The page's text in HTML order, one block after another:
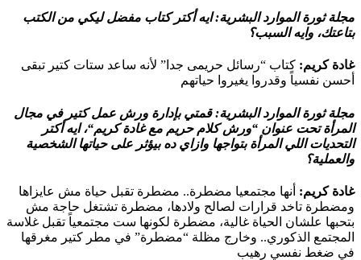
مجلة ثورة الموارد البشرية:ايه أكتر كتاب مفضل ليكي من الكتب
بتاعتك، وايه السبب؟
غادة كريم: كتاب “رسائل حريمى جدا” لأنه ساعد ستات كتير تبقى
أحسن نفسياً وقدروا يغيروا حياتهم
مجلة ثورة الموارد البشرية:قمتي بإدارة ورش عمل كتير في مجال
المرأة تحت عنوان “ورش كلام حريم مع غادة كريم“، ايه أكتر
التحديات اللي المرأة بتواجها وازاي ده بيؤثر على حياتها الشخصية
والعملية؟
غادة كريم: أنها مجتمعيا مضطرة.. مضطرة تقبل حياة مش عايزاها
ومضطرة تاخد قرارات لصالح ولادها، مضطرة تشتغل حاجة مش
بتحبها علشان الحياة غالية، مضطرة لكونها ست مجتمعياً تقبل غلاسة
المجتمع الذكوري.. وخارج مظلة “مضطرة” في مطر كتير مغرقها
في ضغط نفسي رهيب